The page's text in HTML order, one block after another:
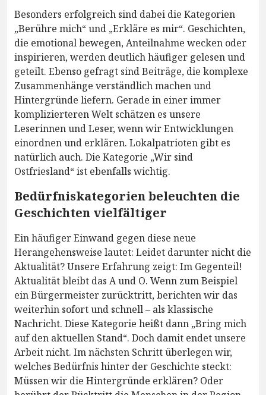
Besonders erfolgreich sind dabei die Kategorien
„Berühre mich“ und „Erkläre es mir“. Geschichten,
die emotional bewegen, Anteilnahme wecken oder
inspirieren, werden deutlich häufiger gelesen und
geteilt. Ebenso gefragt sind Beiträge, die komplexe
Zusammenhänge verständlich machen und
Hintergründe liefern. Gerade in einer immer
komplizierteren Welt schätzen es unsere
Leserinnen und Leser, wenn wir Entwicklungen
einordnen und erklären. Lokalpatrioten gibt es
natürlich auch. Die Kategorie „Wir sind
Ostfriesland“ ist ebenfalls wichtig.
Bedürfniskategorien beleuchten die
Geschichten vielfältiger
Ein häufiger Einwand gegen diese neue
Herangehensweise lautet: Leidet darunter nicht die
Aktualität? Unsere Erfahrung zeigt: Im Gegenteil!
Aktualität bleibt das A und O. Wenn zum Beispiel
ein Bürgermeister zurücktritt, berichten wir das
weiterhin sofort und schnell – als klassische
Nachricht. Diese Kategorie heißt dann „Bring mich
auf den aktuellen Stand“. Doch damit endet unsere
Arbeit nicht. Im nächsten Schritt überlegen wir,
welches Bedürfnis hinter der Geschichte steckt:
Müssen wir die Hintergründe erklären? Oder